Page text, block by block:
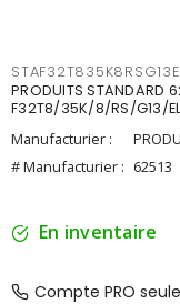
PRODUITS STANDARD
F32T8/35K/8/RS/G13/
Manufacturier :
# Manufacturier : 62513
En inventaire
Compte PRO